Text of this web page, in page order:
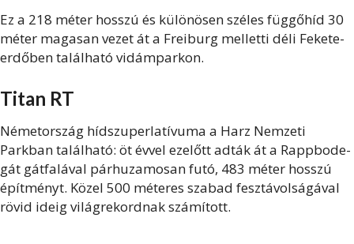
Ez a 218 méter hosszú és különösen széles függőhíd 30
méter magasan vezet át a Freiburg melletti déli Fekete-
erdőben található vidámparkon.
Titan RT
Németország hídszuperlatívuma a Harz Nemzeti
Parkban található: öt évvel ezelőtt adták át a Rappbode-
gát gátfalával párhuzamosan futó, 483 méter hosszú
építményt. Közel 500 méteres szabad fesztávolságával
rövid ideig világrekordnak számított.